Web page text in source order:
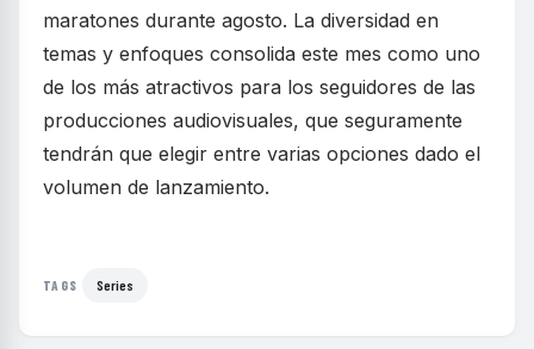
maratones durante agosto. La diversidad en
temas y enfoques consolida este mes como uno
de los más atractivos para los seguidores de las
producciones audiovisuales, que seguramente
tendrán que elegir entre varias opciones dado el
volumen de lanzamiento.
TAGS Series